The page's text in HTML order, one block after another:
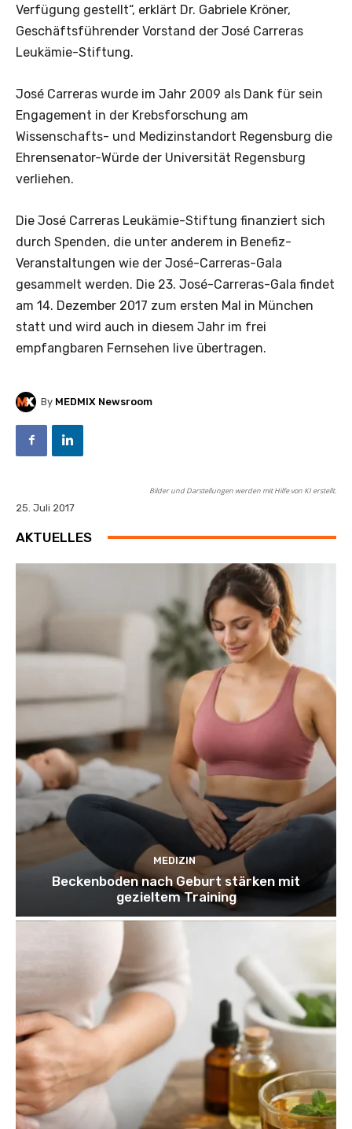
Verfügung gestellt“, erklärt Dr. Gabriele Kröner,
Geschäftsführender Vorstand der José Carreras
Leukämie-Stiftung.
José Carreras wurde im Jahr 2009 als Dank für sein
Engagement in der Krebsforschung am
Wissenschafts- und Medizinstandort Regensburg die
Ehrensenator-Würde der Universität Regensburg
verliehen.
Die José Carreras Leukämie-Stiftung finanziert sich
durch Spenden, die unter anderem in Benefiz-
Veranstaltungen wie der José-Carreras-Gala
gesammelt werden. Die 23. José-Carreras-Gala findet
am 14. Dezember 2017 zum ersten Mal in München
statt und wird auch in diesem Jahr im frei
empfangbaren Fernsehen live übertragen.
By MEDMIX Newsroom
Bilder und Darstellungen werden mit Hilfe von KI erstellt.
25. Juli 2017
AKTUELLES
MEDIZIN
Beckenboden nach Geburt stärken mit
gezieltem Training